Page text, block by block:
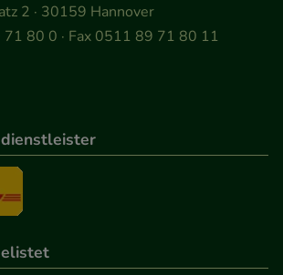
2 · 30159 Hannover
80 0 · Fax 0511 89 71 80 11